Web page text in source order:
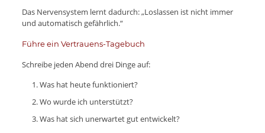
Das Nervensystem lernt dadurch: „Loslassen ist nicht immer
und automatisch gefährlich.“
Führe ein Vertrauens-Tagebuch
Schreibe jeden Abend drei Dinge auf:
Was hat heute funktioniert?
Wo wurde ich unterstützt?
Was hat sich unerwartet gut entwickelt?